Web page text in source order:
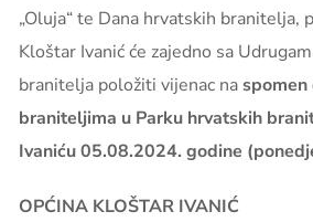
„Oluja“ te Dana hrvatskih branitelja,
Kloštar Ivanić će zajedno sa
branitelja položiti vijenac na
braniteljima u Parku hrvatskih
Ivaniću 05.08.2024. godine
OPĆINA KLOŠTAR IVANIĆ